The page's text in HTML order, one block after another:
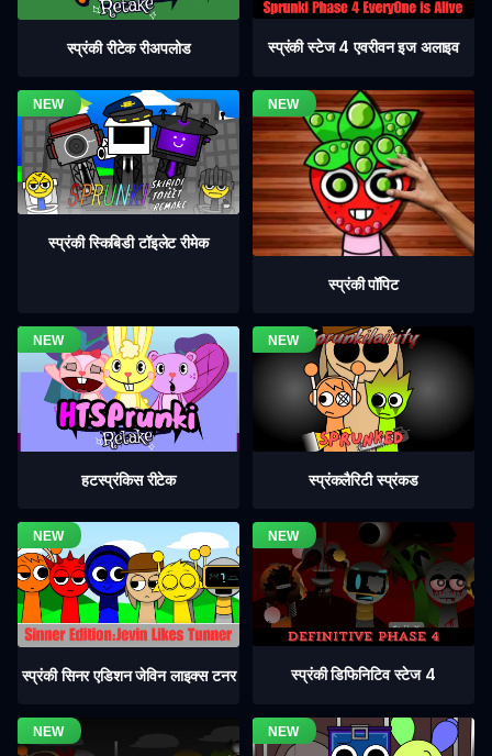
स्प्रंकी रीटेक रीअपलोड स्प्रंकी स्टेज 4 एवरीवन इज अलाइव
स्प्रंकी स्किबिडी टॉइलेट रीमेक
स्प्रंकी पॉपिट
हटस्प्रंकिस रीटेक स्प्रंकलैरिटी स्प्रंकड
स्प्रंकी सिनर एडिशन जेविन लाइक्स टनर स्प्रंकी डिफिनिटिव स्टेज 4